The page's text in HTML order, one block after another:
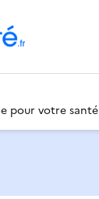
pour votre santé